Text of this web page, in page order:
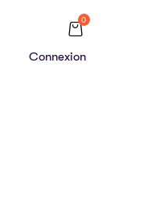
0
Connexion